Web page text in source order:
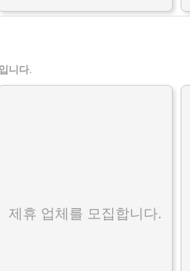
니다.
제휴 업체를 모집합니다.